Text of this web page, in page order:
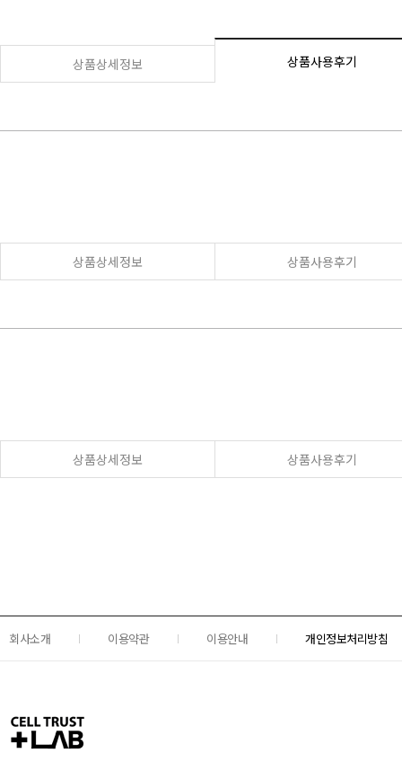
상품상세정보 상품사용후기
상품상세정보 상품사용후기
상품상세정보 상품사용후기
회사소개 이용약관 이용안내 개인정보처리방침